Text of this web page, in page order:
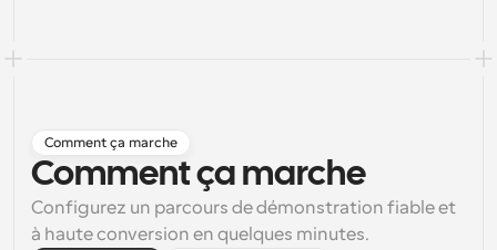
Programmation surpuissante avec des appels
alimentés par l'IA
Restez à jour avec les dernières nouvelles et mises à
jour
Réunions instantanées
Rencontrez des clients en quelques minutes
Comment ça marche
Comment ça marche
Configurez un parcours de démonstration fiable et
à haute conversion en quelques minutes.